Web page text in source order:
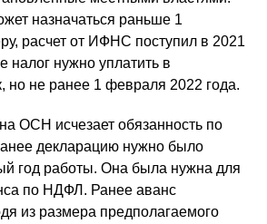
назначаться раньше 1
расчет от ИФНС поступил в 2021
налог нужно уплатить в
но не ранее 1 февраля 2022 года.
ОСН исчезает обязанность по
декларацию нужно было
год работы. Она была нужна для
по НДФЛ. Ранее аванс
из размера предполагаемого